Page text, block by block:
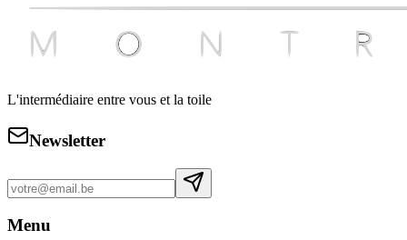
L'intermédiaire entre vous et la toile
Newsletter
Menu